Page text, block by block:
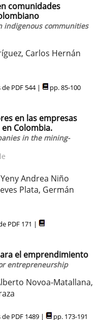
comunidades
indigenous communities
Carlos Hernán
PDF 544 | pp. 85-100
en las empresas
Colombia.
in the mining-
Andrea Niño
Plata, Germán
PDF 171 |
el emprendimiento
entrepreneurship
Novoa-Matallana,
de PDF 1489 | pp. 173-191